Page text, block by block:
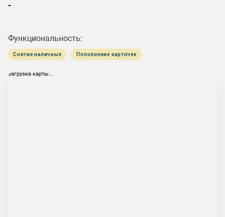
-
Функциональность:
Снятие наличных Пополнение карточек
загрузка карты...